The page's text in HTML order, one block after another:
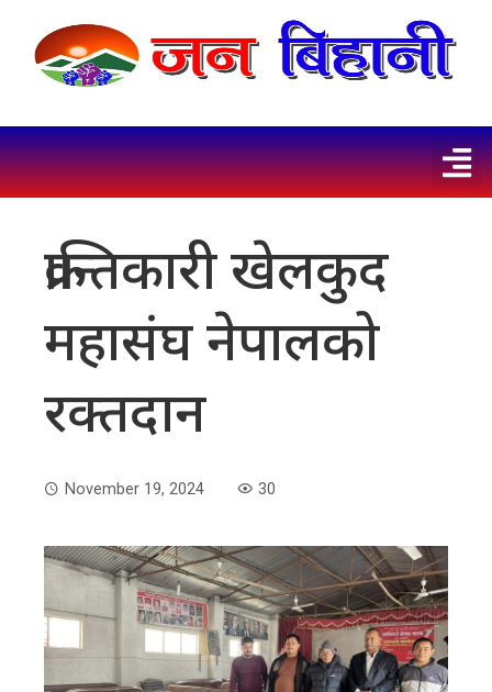
क्रान्तिकारी खेलकुद
महासंघ नेपालको
रक्तदान
November 19, 2024 30